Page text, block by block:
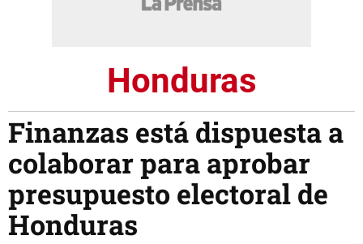
Honduras
Finanzas está dispuesta a
colaborar para aprobar
presupuesto electoral de
Honduras